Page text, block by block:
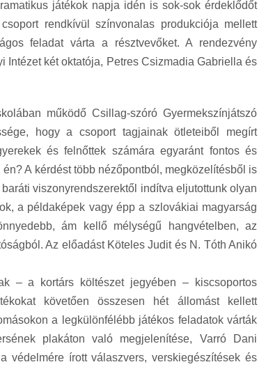
játékok napja idén is sok-sok érdeklődőt
rendkívül színvonalas produkciója mellett
feladat várta a résztvevőket. A rendezvény
Intézet két oktatója, Petres Csizmadia Gabriella és
működő Csillag-szóró Gyermekszínjátszó
hogy a csoport tagjainak ötleteiből megírt
és felnőttek számára egyaránt fontos és
A kérdést több nézőpontból, megközelítésből is
viszonyrendszerektől indítva eljutottunk olyan
a példaképek vagy épp a szlovákiai magyarság
ám kellő mélységű hangvételben, az
Az előadást Köteles Judit és N. Tóth Anikó
– a kortárs költészet jegyében – kiscsoportos
követően összesen hét állomást kellett
a legkülönfélébb játékos feladatok várták
plakáton való megjelenítése, Varró Dani
védelmére írott válaszvers, verskiegészítések és